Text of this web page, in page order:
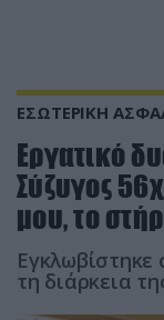
ΕΣΩΤΕΡΙΚΗ
Εργατικό
Σύζυγος
μου, το
Εγκλωβίστηκε
τη διάρκεια